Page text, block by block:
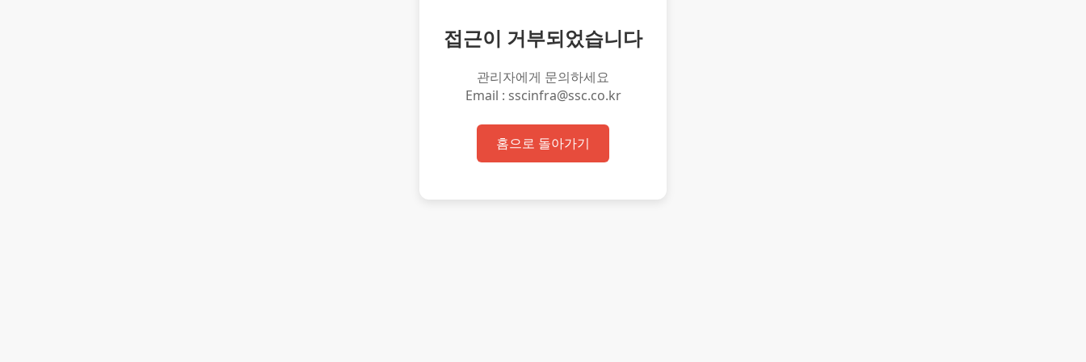
접근이 거부되었습니다
관리자에게 문의하세요
Email : sscinfra@ssc.co.kr
홈으로 돌아가기